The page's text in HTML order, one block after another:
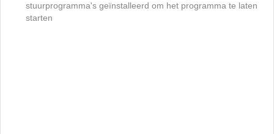
stuurprogramma's geïnstalleerd om het programma te laten
starten